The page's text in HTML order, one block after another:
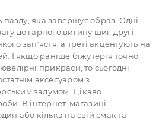
пазлу, яка завершує образ. Одні
до гарного вигину шиї, другі
зап'ястя, а треті акцентують на
І якщо раніше біжутерія точно
прикраси, то сьогодні
аксесуаром з
задумом. Цікаво
В інтернет-магазині
або кілька на свій смак та